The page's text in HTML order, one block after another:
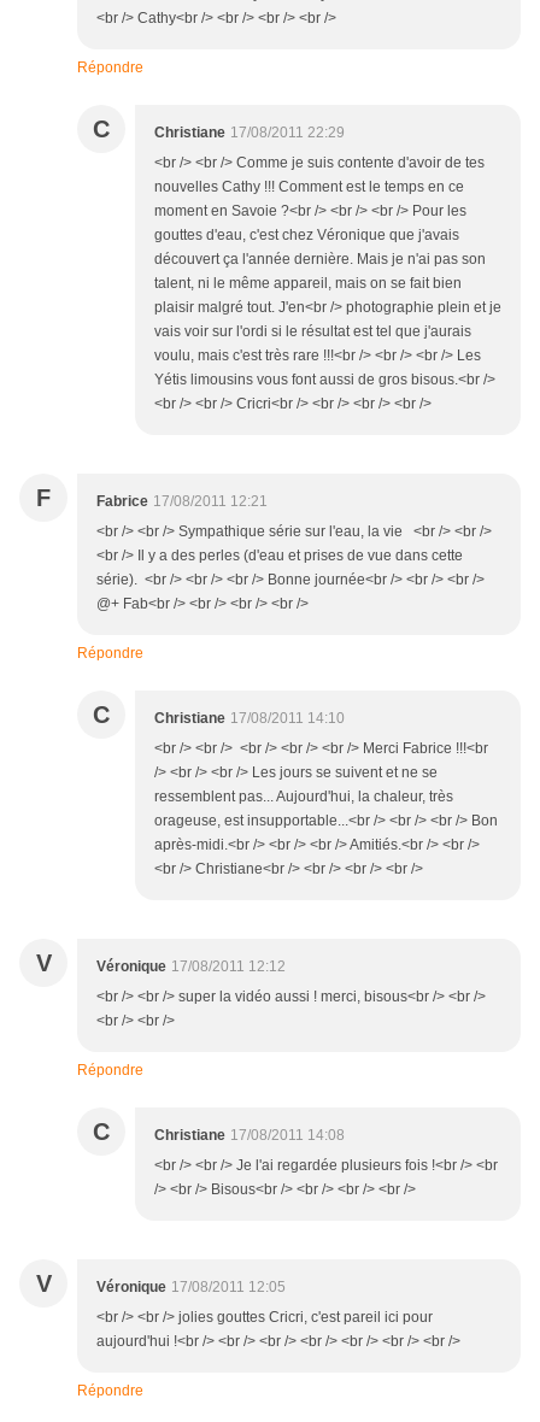
<br /> Cathy<br /> <br /> <br /> <br />
Répondre
C Christiane 17/08/2011 22:29
<br /> <br /> Comme je suis contente d'avoir de tes
nouvelles Cathy !!! Comment est le temps en ce
moment en Savoie ?<br /> <br /> <br /> Pour les
gouttes d'eau, c'est chez Véronique que j'avais
découvert ça l'année dernière. Mais je n'ai pas son
talent, ni le même appareil, mais on se fait bien
plaisir malgré tout. J'en<br /> photographie plein et je
vais voir sur l'ordi si le résultat est tel que j'aurais
voulu, mais c'est très rare !!!<br /> <br /> <br /> Les
Yétis limousins vous font aussi de gros bisous.<br />
<br /> <br /> Cricri<br /> <br /> <br /> <br />
F Fabrice 17/08/2011 12:21
<br /> <br /> Sympathique série sur l'eau, la vie <br /> <br />
<br /> Il y a des perles (d'eau et prises de vue dans cette
série). <br /> <br /> <br /> Bonne journée<br /> <br /> <br />
@+ Fab<br /> <br /> <br /> <br />
Répondre
C Christiane 17/08/2011 14:10
<br /> <br /> <br /> <br /> <br /> Merci Fabrice !!!<br
/> <br /> <br /> Les jours se suivent et ne se
ressemblent pas... Aujourd'hui, la chaleur, très
orageuse, est insupportable...<br /> <br /> <br /> Bon
après-midi.<br /> <br /> <br /> Amitiés.<br /> <br />
<br /> Christiane<br /> <br /> <br /> <br />
V Véronique 17/08/2011 12:12
<br /> <br /> super la vidéo aussi ! merci, bisous<br /> <br />
<br /> <br />
Répondre
C Christiane 17/08/2011 14:08
<br /> <br /> Je l'ai regardée plusieurs fois !<br /> <br
/> <br /> Bisous<br /> <br /> <br /> <br />
V Véronique 17/08/2011 12:05
<br /> <br /> jolies gouttes Cricri, c'est pareil ici pour
aujourd'hui !<br /> <br /> <br /> <br /> <br /> <br /> <br />
Répondre